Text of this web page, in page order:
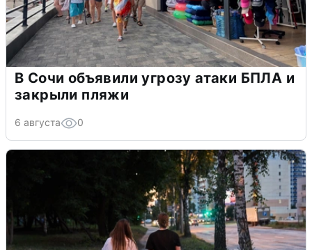
В Сочи объявили угрозу атаки БПЛА и
закрыли пляжи
6 августа 0